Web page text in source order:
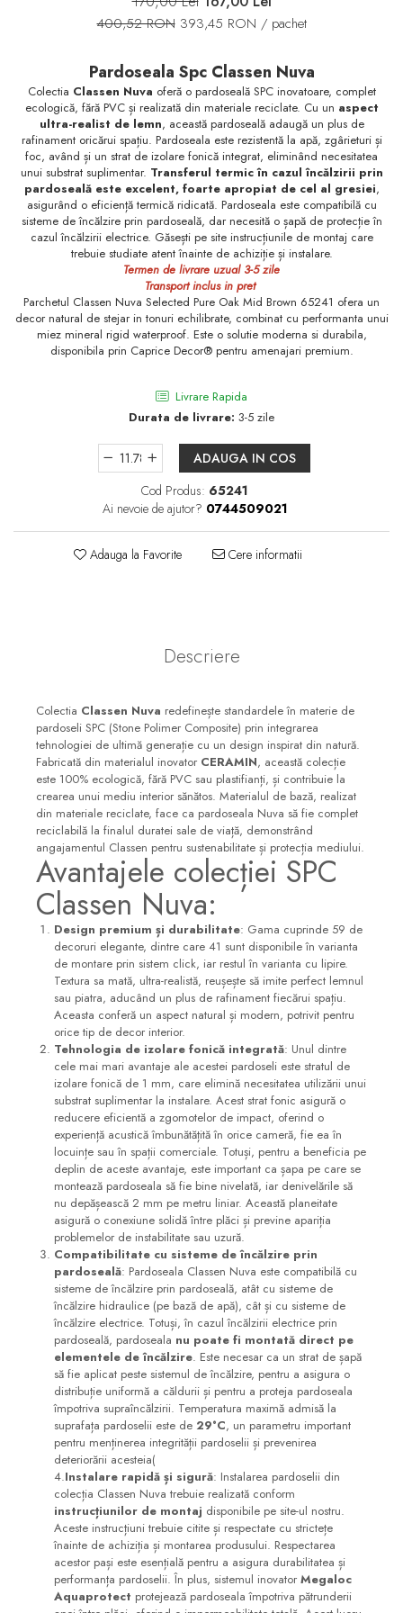
Pare, furtunuri si accesorii
Rezervoare wc
Rezervoare incastrate
Rezervoare aparente
Cadre incastrate
Clapete de actionare
Cabine de dus
Paravane de dus Walk
Cabine simple de dus
Panouri si usi de dus
Cadite de dus
Rigole de dus
Seturi mobilier baie
Dulapuri baza si blaturi lavoar
Dulapuri cu oglinda
Oglinzi baie, oglinzi
Accesorii baie
Suport hartie igienica
Dozator sapun
Etajere baie
Cuiere si suporti prosop
Cosuri de gunoi
Sifoane, racorduri si ventile
Accesorii diverse
400,52 RON393,45 RON / pachet
Pardoseala Spc Classen Nuva
Colectia Classen Nuva oferă o pardoseală SPC inovatoare, complet
ecologică, fără PVC și realizată din materiale reciclate. Cu un aspect
ultra-realist de lemn, această pardoseală adaugă un plus de
rafinament oricărui spațiu. Pardoseala este rezistentă la apă, zgârieturi și
foc, având și un strat de izolare fonică integrat, eliminând necesitatea
unui substrat suplimentar. Transferul termic în cazul încălzirii prin
pardoseală este excelent, foarte apropiat de cel al gresiei,
asigurând o eficiență termică ridicată. Pardoseala este compatibilă cu
sisteme de încălzire prin pardoseală, dar necesită o șapă de protecție în
cazul încălzirii electrice. Găsești pe site instrucțiunile de montaj care
trebuie studiate atent înainte de achiziție și instalare.
Termen de livrare uzual 3-5 zile
Transport inclus in pret
Parchetul Classen Nuva Selected Pure Oak Mid Brown 65241 ofera un
decor natural de stejar in tonuri echilibrate, combinat cu performanta unui
miez mineral rigid waterproof. Este o solutie moderna si durabila,
disponibila prin Caprice Decor® pentru amenajari premium.
Livrare Rapida
Durata de livrare: 3-5 zile
ADAUGA IN COS
Cod Produs: 65241
Ai nevoie de ajutor? 0744509021
Adauga la Favorite Cere informatii
Descriere
Colectia Classen Nuva redefinește standardele în materie de
pardoseli SPC (Stone Polimer Composite) prin integrarea
tehnologiei de ultimă generație cu un design inspirat din natură.
Fabricată din materialul inovator CERAMIN, această colecție
este 100% ecologică, fără PVC sau plastifianți, și contribuie la
crearea unui mediu interior sănătos. Materialul de bază, realizat
din materiale reciclate, face ca pardoseala Nuva să fie complet
reciclabilă la finalul duratei sale de viață, demonstrând
angajamentul Classen pentru sustenabilitate și protecția mediului.
Avantajele colecției SPC
Classen Nuva:
Design premium și durabilitate: Gama cuprinde 59 de
decoruri elegante, dintre care 41 sunt disponibile în varianta
de montare prin sistem click, iar restul în varianta cu lipire.
Textura sa mată, ultra-realistă, reușește să imite perfect lemnul
sau piatra, aducând un plus de rafinament fiecărui spațiu.
Aceasta conferă un aspect natural și modern, potrivit pentru
orice tip de decor interior.
Tehnologia de izolare fonică integrată: Unul dintre
cele mai mari avantaje ale acestei pardoseli este stratul de
izolare fonică de 1 mm, care elimină necesitatea utilizării unui
substrat suplimentar la instalare. Acest strat fonic asigură o
reducere eficientă a zgomotelor de impact, oferind o
experiență acustică îmbunătățită în orice cameră, fie ea în
locuințe sau în spații comerciale. Totuși, pentru a beneficia pe
deplin de aceste avantaje, este important ca șapa pe care se
montează pardoseala să fie bine nivelată, iar denivelările să
nu depășească 2 mm pe metru liniar. Această planeitate
asigură o conexiune solidă între plăci și previne apariția
problemelor de instabilitate sau uzură​.
Compatibilitate cu sisteme de încălzire prin
pardoseală: Pardoseala Classen Nuva este compatibilă cu
sisteme de încălzire prin pardoseală, atât cu sisteme de
încălzire hidraulice (pe bază de apă), cât și cu sisteme de
încălzire electrice. Totuși, în cazul încălzirii electrice prin
pardoseală, pardoseala nu poate fi montată direct pe
elementele de încălzire. Este necesar ca un strat de șapă
să fie aplicat peste sistemul de încălzire, pentru a asigura o
distribuție uniformă a căldurii și pentru a proteja pardoseala
împotriva supraîncălzirii. Temperatura maximă admisă la
suprafața pardoselii este de 29°C, un parametru important
pentru menținerea integrității pardoselii și prevenirea
deteriorării acesteia​(
4.Instalare rapidă și sigură: Instalarea pardoselii din
colecția Classen Nuva trebuie realizată conform
instrucțiunilor de montaj disponibile pe site-ul nostru.
Aceste instrucțiuni trebuie citite și respectate cu strictețe
înainte de achiziția și montarea produsului. Respectarea
acestor pași este esențială pentru a asigura durabilitatea și
performanța pardoselii. În plus, sistemul inovator Megaloc
Aquaprotect protejează pardoseala împotriva pătrunderii